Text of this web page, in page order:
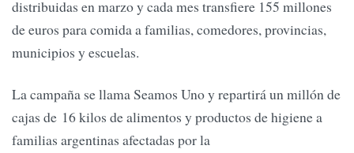
distribuidas en marzo y cada mes transfiere 155 millones
de euros para comida a familias, comedores, provincias,
municipios y escuelas.
La campaña se llama Seamos Uno y repartirá un millón de
cajas de 16 kilos de alimentos y productos de higiene a
familias argentinas afectadas por la